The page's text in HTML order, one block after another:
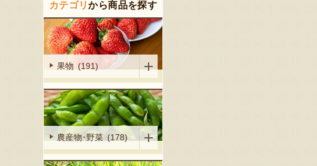
カテゴリから商品を探す
果物 (191)
農産物･野菜 (178)